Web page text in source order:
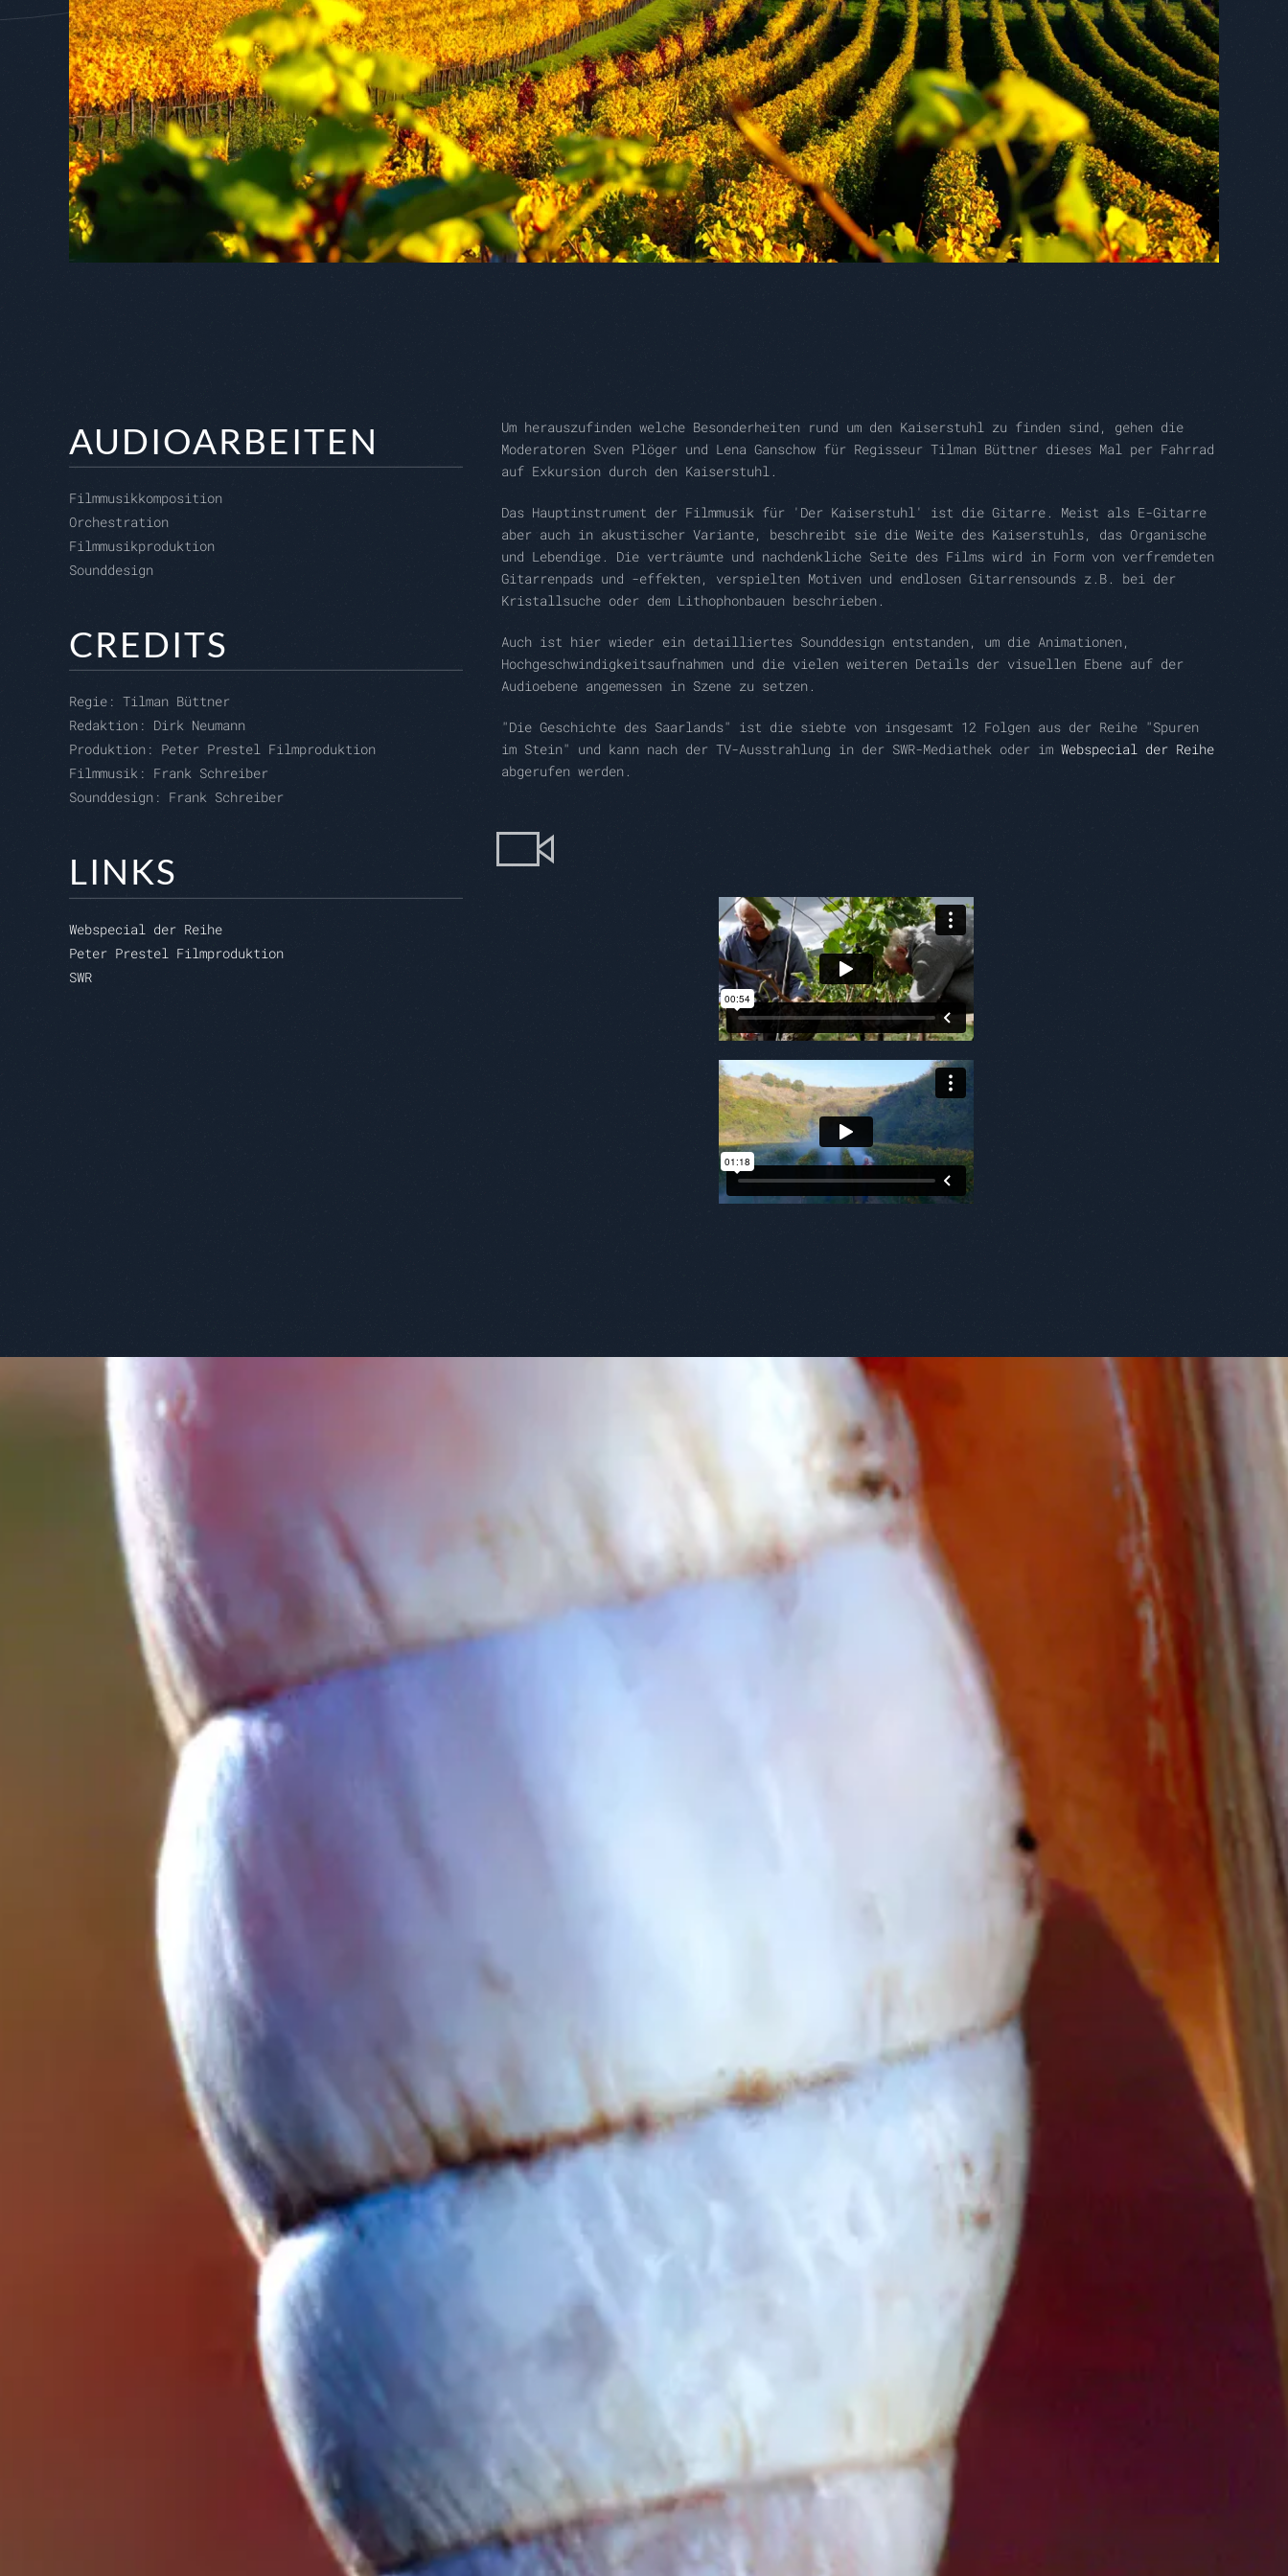
AUDIOARBEITEN
Filmmusikkomposition
Orchestration
Filmmusikproduktion
Sounddesign
CREDITS
Regie: Tilman Büttner
Redaktion: Dirk Neumann
Produktion: Peter Prestel Filmproduktion
Filmmusik: Frank Schreiber
Sounddesign: Frank Schreiber
LINKS
Webspecial der Reihe
Peter Prestel Filmproduktion
SWR
Um herauszufinden welche Besonderheiten rund um den Kaiserstuhl zu finden sind, gehen die
Moderatoren Sven Plöger und Lena Ganschow für Regisseur Tilman Büttner dieses Mal per Fahrrad
auf Exkursion durch den Kaiserstuhl.
Das Hauptinstrument der Filmmusik für 'Der Kaiserstuhl' ist die Gitarre. Meist als E-Gitarre
aber auch in akustischer Variante, beschreibt sie die Weite des Kaiserstuhls, das Organische
und Lebendige. Die verträumte und nachdenkliche Seite des Films wird in Form von verfremdeten
Gitarrenpads und -effekten, verspielten Motiven und endlosen Gitarrensounds z.B. bei der
Kristallsuche oder dem Lithophonbauen beschrieben.
Auch ist hier wieder ein detailliertes Sounddesign entstanden, um die Animationen,
Hochgeschwindigkeitsaufnahmen und die vielen weiteren Details der visuellen Ebene auf der
Audioebene angemessen in Szene zu setzen.
"Die Geschichte des Saarlands" ist die siebte von insgesamt 12 Folgen aus der Reihe "Spuren
im Stein" und kann nach der TV-Ausstrahlung in der SWR-Mediathek oder imWebspecial der Reihe
abgerufen werden.